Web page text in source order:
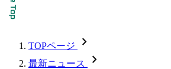
TOPページ chevron_forward
最新ニュース chevron_forward